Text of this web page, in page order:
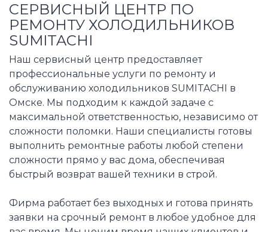
СЕРВИСНЫЙ ЦЕНТР ПО
РЕМОНТУ ХОЛОДИЛЬНИКОВ
SUMITACHI
Наш сервисный центр предоставляет
профессиональные услуги по ремонту и
обслуживанию холодильников SUMITACHI в
Омске. Мы подходим к каждой задаче с
максимальной ответственностью, независимо от
сложности поломки. Наши специалисты готовы
выполнить ремонтные работы любой степени
сложности прямо у вас дома, обеспечивая
быстрый возврат вашей техники в строй.
Фирма работает без выходных и готова принять
заявки на срочный ремонт в любое удобное для